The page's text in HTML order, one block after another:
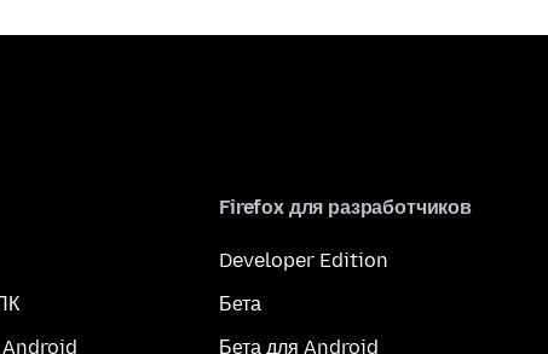
Android
Firefox для разработчиков
Developer Edition
Бета
Бета для Android